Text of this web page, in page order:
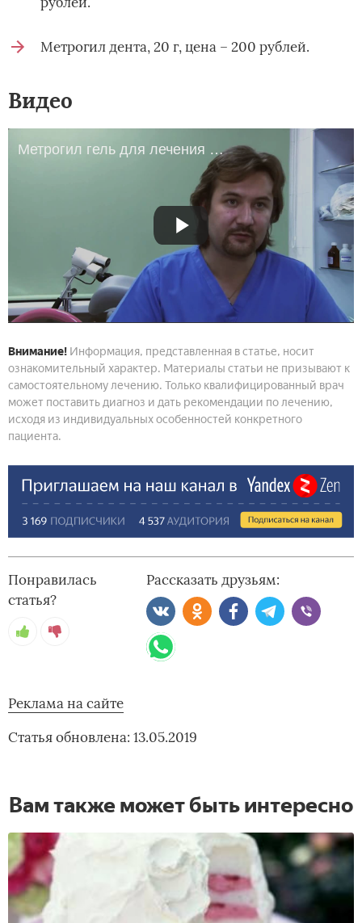
Метрогил дента, 20 г, цена – 200 рублей.
Видео
Метрогил гель для лечения бактериального вагиноза
Внимание! Информация, представленная в статье, носит
ознакомительный характер. Материалы статьи не призывают к
самостоятельному лечению. Только квалифицированный врач
может поставить диагноз и дать рекомендации по лечению,
исходя из индивидуальных особенностей конкретного
пациента.
Понравилась
статья?
Рассказать друзьям:
Реклама на сайте
Статья обновлена: 13.05.2019
Вам также может быть интересно